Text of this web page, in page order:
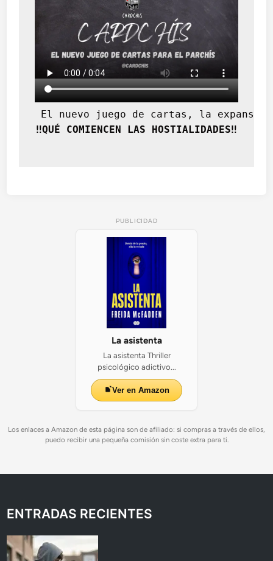
El nuevo juego de cartas, la
‼️QUÉ COMIENCEN LAS HOSTIALIDADES‼️
PUBLICIDAD
La asistenta
La asistenta Thriller
psicológico adictivo...
Ver en Amazon
Los enlaces a Amazon de esta página son de afiliado: si compras a través de ellos,
puedo recibir una pequeña comisión sin coste extra para ti.
ENTRADAS RECIENTES